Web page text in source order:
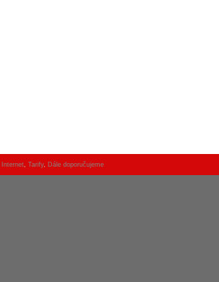
Internet, Tarify, Dále doporučujeme